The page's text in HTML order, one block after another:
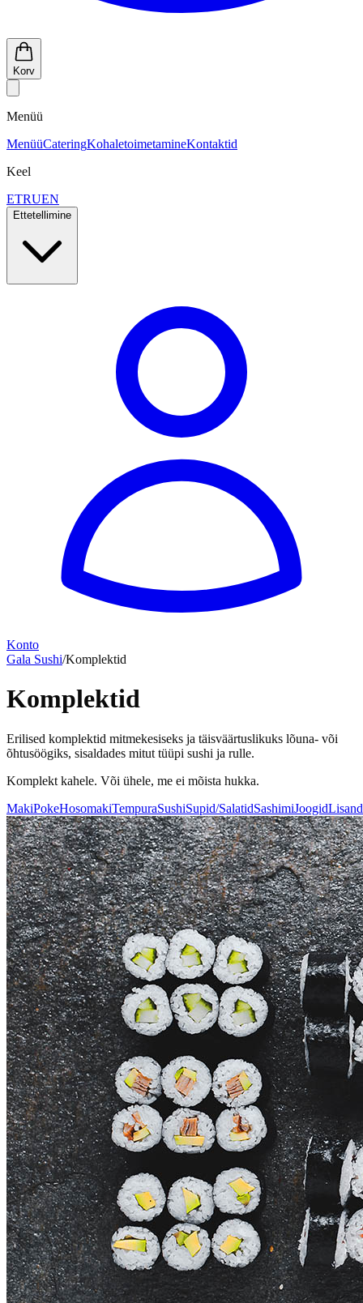
Korv
Menüü
MenüüCateringKohaletoimetamineKontaktid
Keel
ETRUEN
Ettetellimine
Konto
Gala Sushi/Komplektid
Komplektid
Erilised komplektid mitmekesiseks ja täisväärtuslikuks lõuna- või
õhtusöögiks, sisaldades mitut tüüpi sushi ja rulle.
Komplekt kahele. Või ühele, me ei mõista hukka.
MakiPokeHosomakiTempuraSushiSupid/SalatidSashimiJoogid